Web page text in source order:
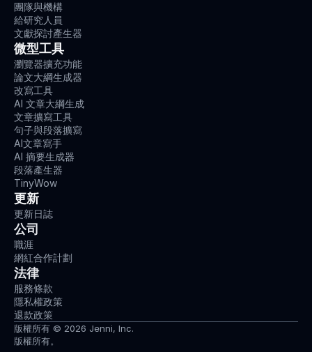
團隊與機構
給研究人員
文獻探討產生器
微型工具
瀏覽器擴充功能
論文大綱生成器
改寫工具
AI 文章大綱生成
文章擴寫工具
句子與段落擴寫
AI文章寫手
AI 摘要生成器
段落產生器
TinyWow
更新
更新日誌
公司
職涯
網紅合作計劃
法律
服務條款
隱私權政策
退款政策
版權所有 © 2026 Jenni, Inc.
版權所有。